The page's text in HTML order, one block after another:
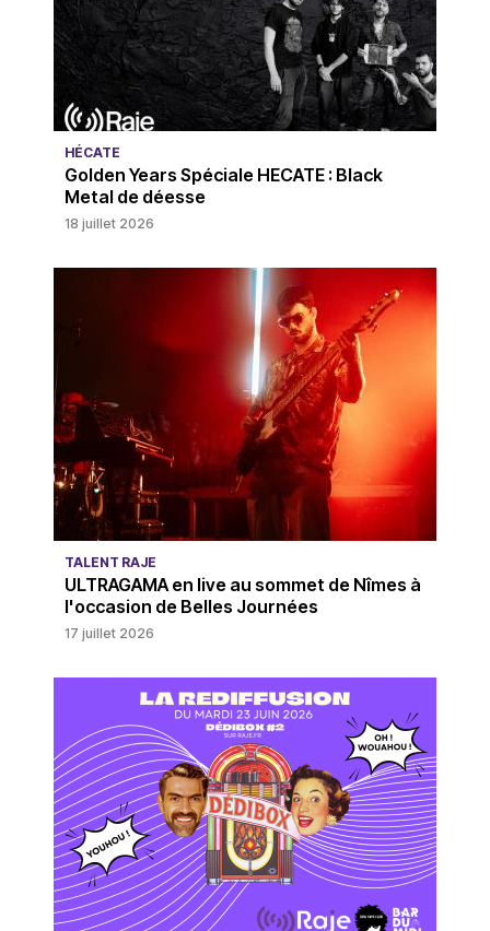
HÉCATE
Golden Years Spéciale HECATE : Black
Metal de déesse
18 juillet 2026
TALENT RAJE
ULTRAGAMA en live au sommet de Nîmes à
l'occasion de Belles Journées
17 juillet 2026